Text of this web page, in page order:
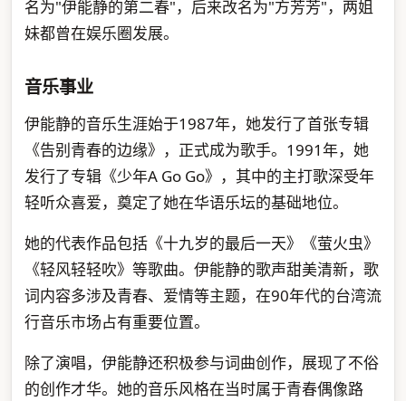
名为"伊能静的第二春"，后来改名为"方芳芳"，两姐
妹都曾在娱乐圈发展。
音乐事业
伊能静的音乐生涯始于1987年，她发行了首张专辑
《告别青春的边缘》，正式成为歌手。1991年，她
发行了专辑《少年A Go Go》，其中的主打歌深受年
轻听众喜爱，奠定了她在华语乐坛的基础地位。
她的代表作品包括《十九岁的最后一天》《萤火虫》
《轻风轻轻吹》等歌曲。伊能静的歌声甜美清新，歌
词内容多涉及青春、爱情等主题，在90年代的台湾流
行音乐市场占有重要位置。
除了演唱，伊能静还积极参与词曲创作，展现了不俗
的创作才华。她的音乐风格在当时属于青春偶像路